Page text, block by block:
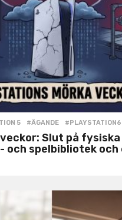
5 #ÄGANDE ,#PLAYSTATION6
Slut på fysiska
och spelbibliotek och